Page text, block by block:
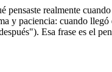
pensaste realmente
y paciencia: cuando
Esa frase es el